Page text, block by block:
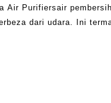
Air Purifiersair
dari udara. Ini